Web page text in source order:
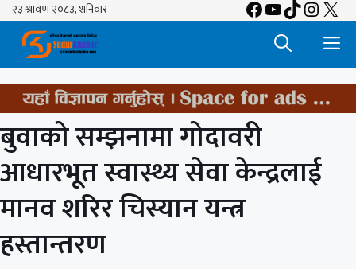
Skip
content
Facebook
YouTube
TikTok
X
बुवाको सम्झनामा गोदावरी
आधारभूत स्वास्थ्य सेवा केन्द्रलाई
मानव शरिर चिस्यान यन्त्र
हस्तान्तरण